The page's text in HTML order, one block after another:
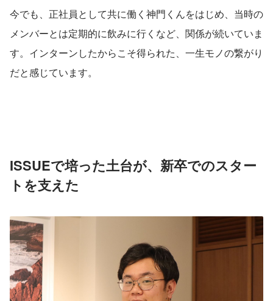
今でも、正社員として共に働く神門くんをはじめ、当時の
メンバーとは定期的に飲みに行くなど、関係が続いていま
す。インターンしたからこそ得られた、一生モノの繋がり
だと感じています。
ISSUEで培った土台が、新卒でのスター
トを支えた